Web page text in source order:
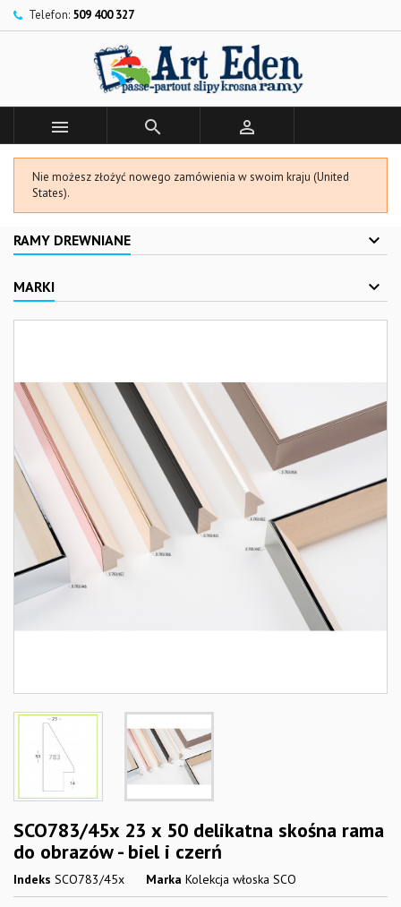
Telefon: 509 400 327
  
Nie możesz złożyć nowego zamówienia w swoim kraju (United
States).
RAMY DREWNIANE
MARKI
SCO783/45x 23 x 50 delikatna skośna rama
do obrazów - biel i czerń
Indeks SCO783/45x Marka Kolekcja włoska SCO